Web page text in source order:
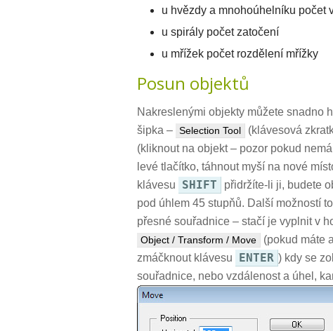
u hvězdy a mnohoúhelníku počet
u spirály počet zatočení
u mřížek počet rozdělení mřížky
Posun objektů
Nakreslenými objekty můžete snadno
šipka – Selection Tool (klávesová
(kliknout na objekt – pozor pokud
levé tlačítko, táhnout myší na nové
klávesu
SHIFT
přidržíte-li ji, budete
pod úhlem 45 stupňů. Další možností
přesné souřadnice – stačí je vyplnit v
Object / Transform / Move
(pokud máte
zmáčknout klávesu
ENTER ) kdy se
souřadnice, nebo vzdálenost a úhel,